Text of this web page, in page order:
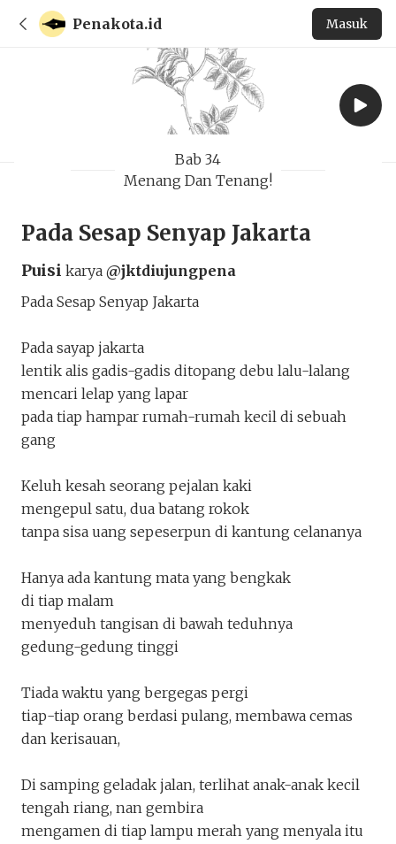
Penakota.id Masuk
Bab 34
Menang Dan Tenang!
Pada Sesap Senyap Jakarta
Puisi karya @jktdiujungpena
Pada Sesap Senyap Jakarta
Pada Sesap Senyap Jakarta
Pada sayap jakarta
lentik alis gadis-gadis ditopang debu lalu-lalang
mencari lelap yang lapar
pada tiap hampar rumah-rumah kecil di sebuah
gang
Keluh kesah seorang pejalan kaki
mengepul satu, dua batang rokok
tanpa sisa uang sepeserpun di kantung celananya
Hanya ada kantung mata yang bengkak
di tiap malam
menyeduh tangisan di bawah teduhnya
gedung-gedung tinggi
Tiada waktu yang bergegas pergi
tiap-tiap orang berdasi pulang, membawa cemas
dan kerisauan,
Di samping geladak jalan, terlihat anak-anak kecil
tengah riang, nan gembira
mengamen di tiap lampu merah yang menyala itu